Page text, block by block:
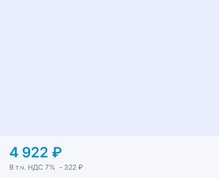
4 922 ₽
В т.ч. НДС7% - 322 ₽